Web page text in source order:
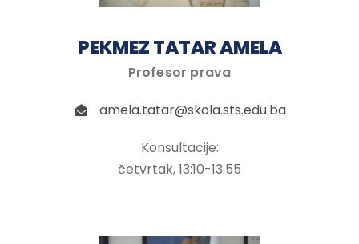
PEKMEZ TATAR AMELA
Profesor prava
amela.tatar@skola.sts.edu.ba
Konsultacije:
četvrtak, 13:10-13:55